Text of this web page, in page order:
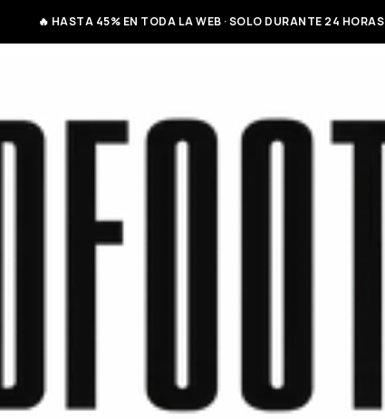
🔥 HASTA 45% EN TODA LA WEB · SOLO DURANTE 24 HORAS